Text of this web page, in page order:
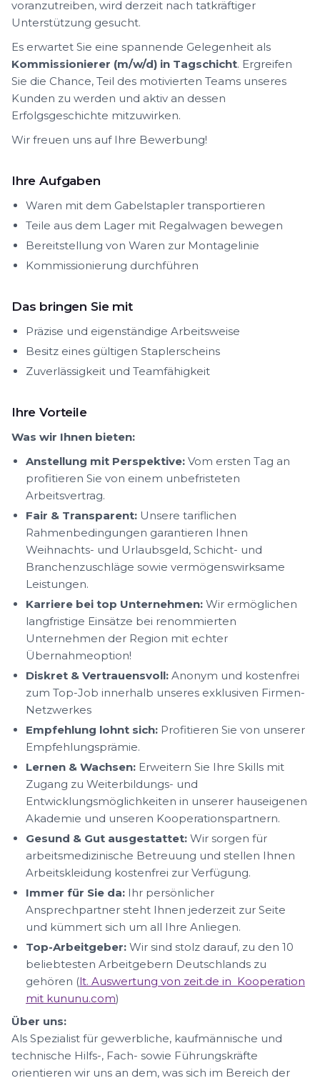
voranzutreiben, wird derzeit nach tatkräftiger
Unterstützung gesucht.
Es erwartet Sie eine spannende Gelegenheit als
Kommissionierer (m/w/d) in Tagschicht. Ergreifen
Sie die Chance, Teil des motivierten Teams unseres
Kunden zu werden und aktiv an dessen
Erfolgsgeschichte mitzuwirken.
Wir freuen uns auf Ihre Bewerbung!
Ihre Aufgaben
Waren mit dem Gabelstapler transportieren
Teile aus dem Lager mit Regalwagen bewegen
Bereitstellung von Waren zur Montagelinie
Kommissionierung durchführen
Das bringen Sie mit
Präzise und eigenständige Arbeitsweise
Besitz eines gültigen Staplerscheins
Zuverlässigkeit und Teamfähigkeit
Ihre Vorteile
Was wir Ihnen bieten:
Anstellung mit Perspektive: Vom ersten Tag an
profitieren Sie von einem unbefristeten
Arbeitsvertrag.
Fair & Transparent: Unsere tariflichen
Rahmenbedingungen garantieren Ihnen
Weihnachts- und Urlaubsgeld, Schicht- und
Branchenzuschläge sowie vermögenswirksame
Leistungen.
Karriere bei top Unternehmen: Wir ermöglichen
langfristige Einsätze bei renommierten
Unternehmen der Region mit echter
Übernahmeoption!
Diskret & Vertrauensvoll: Anonym und kostenfrei
zum Top-Job innerhalb unseres exklusiven Firmen-
Netzwerkes
Empfehlung lohnt sich: Profitieren Sie von unserer
Empfehlungsprämie.
Lernen & Wachsen: Erweitern Sie Ihre Skills mit
Zugang zu Weiterbildungs- und
Entwicklungsmöglichkeiten in unserer hauseigenen
Akademie und unseren Kooperationspartnern.
Gesund & Gut ausgestattet: Wir sorgen für
arbeitsmedizinische Betreuung und stellen Ihnen
Arbeitskleidung kostenfrei zur Verfügung.
Immer für Sie da: Ihr persönlicher
Ansprechpartner steht Ihnen jederzeit zur Seite
und kümmert sich um all Ihre Anliegen.
Top-Arbeitgeber: Wir sind stolz darauf, zu den 10
beliebtesten Arbeitgebern Deutschlands zu
gehören (lt. Auswertung von zeit.de in Kooperation
mit kununu.com)
Über uns:
Als Spezialist für gewerbliche, kaufmännische und
technische Hilfs-, Fach- sowie Führungskräfte
orientieren wir uns an dem, was sich im Bereich der